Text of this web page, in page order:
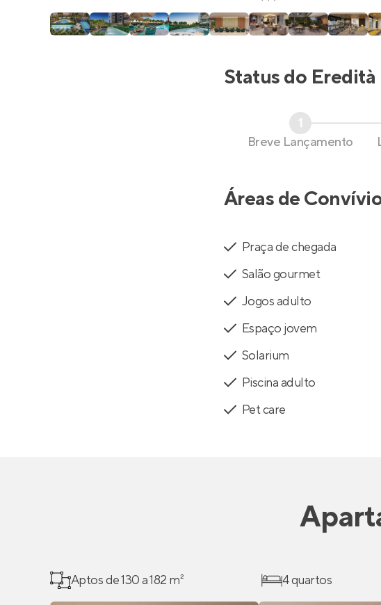
Status do Eredità
1
Breve Lançamento
Áreas de
Praça de chegada
Salão gourmet
Jogos adulto
Espaço jovem
Solarium
Piscina adulto
Pet care
Aptos de 130 a 182 m² 4 quartos